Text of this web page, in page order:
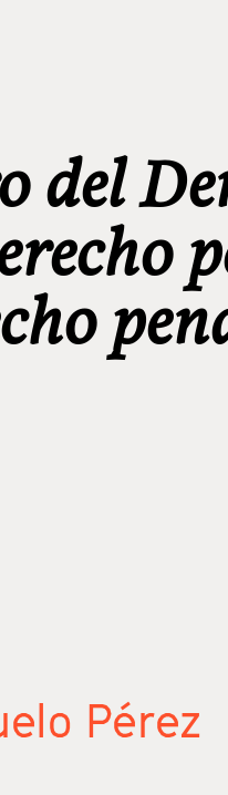
del
Pérez